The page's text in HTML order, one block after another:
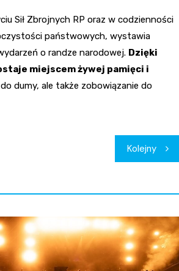
Sił Zbrojnych RP oraz w codzienności
państwowych, wystawia
o randze narodowej. Dzięki
miejscem żywej pamięci i
dumy, ale także zobowiązanie do
Kolejny